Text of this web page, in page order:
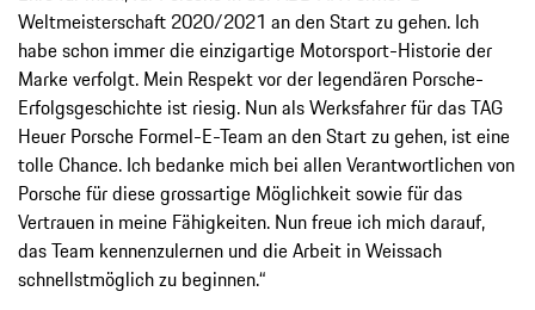
Weltmeisterschaft 2020/2021 an den Start zu gehen. Ich
habe schon immer die einzigartige Motorsport-Historie der
Marke verfolgt. Mein Respekt vor der legendären Porsche-
Erfolgsgeschichte ist riesig. Nun als Werksfahrer für das TAG
Heuer Porsche Formel-E-Team an den Start zu gehen, ist eine
tolle Chance. Ich bedanke mich bei allen Verantwortlichen von
Porsche für diese grossartige Möglichkeit sowie für das
Vertrauen in meine Fähigkeiten. Nun freue ich mich darauf,
das Team kennenzulernen und die Arbeit in Weissach
schnellstmöglich zu beginnen.“